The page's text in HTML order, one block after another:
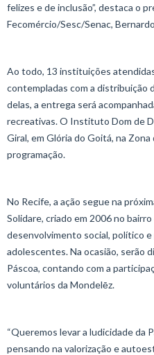
felizes e de inclusão”, destaca o
Fecomércio/Sesc/Senac,
Ao todo, 13 instituições
contempladas com a distribuição
delas, a entrega será
recreativas. O Instituto Dom de
Giral, em Glória do Goitá, na
programação.
No Recife, a ação segue na
Solidare, criado em 2006 no
desenvolvimento social, político
adolescentes. Na ocasião, serão
Páscoa, contando com a
voluntários da Mondelēz.
“Queremos levar a ludicidade da
pensando na valorização e